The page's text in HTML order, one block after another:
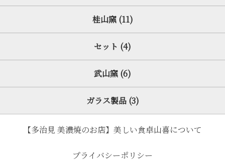
桂山窯 (11)
セット (4)
武山窯 (6)
ガラス製品 (3)
【多治見 美濃焼のお店】美しい食卓山喜について
プライバシーポリシー